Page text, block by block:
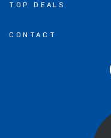
TOP DEALS
CONTACT